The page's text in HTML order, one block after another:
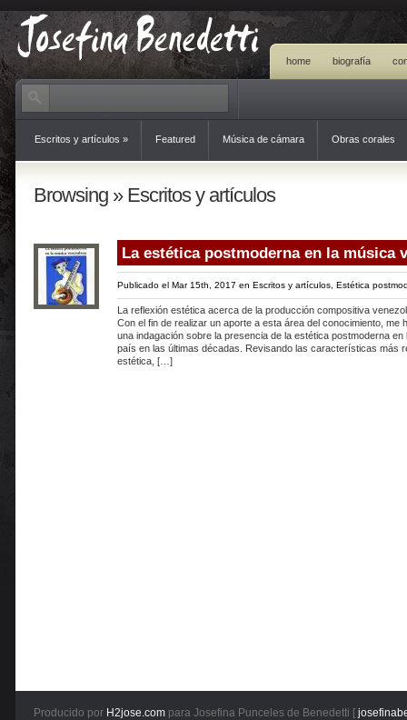
home biografía
Escritos y artículos » Featured Música de cámara Obras corales
Browsing » Escritos y artículos
La estética postmoderna en la música
Publicado el Mar 15th, 2017 en Escritos y artículos Estética
La reflexión estética acerca de la producción compositiva
Con el fin de realizar un aporte a esta área del conocimiento, me
una indagación sobre la presencia de la estética postmoderna
país en las últimas décadas. Revisando las características más
estética, […]
Producido por H2jose.com para Josefina Punceles de Benedetti [